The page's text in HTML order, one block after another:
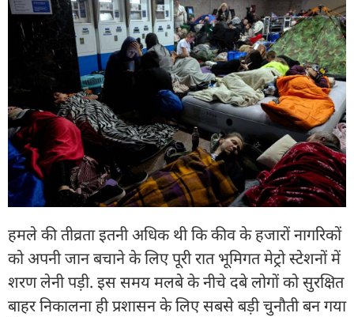
हमले की तीव्रता इतनी अधिक थी कि कीव के हजारों नागरिकों
को अपनी जान बचाने के लिए पूरी रात भूमिगत मेट्रो स्टेशनों में
शरण लेनी पड़ी. इस समय मलबे के नीचे दबे लोगों को सुरक्षित
बाहर निकालना ही प्रशासन के लिए सबसे बड़ी चुनौती बन गया